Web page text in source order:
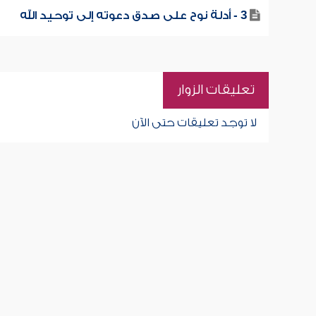
3 - أدلة نوح على صدق دعوته إلى توحيد الله
تعليقات الزوار
لا توجد تعليقات حتى الآن